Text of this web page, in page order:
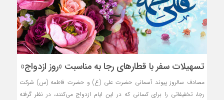
تسهیلات سفر با قطار‌های رجا به مناسبت «روز ازدواج»
مصادف سالروز پیوند آسمانی حضرت علی (ع) و حضرت فاطمه (س) شرکت
رجا، تخفیفاتی را برای کسانی که در این ایام ازدواج می‌کنند، در نظر گرفته